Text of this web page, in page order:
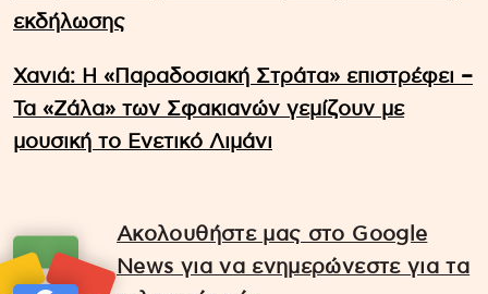
εκδήλωσης
Χανιά: Η «Παραδοσιακή Στράτα» επιστρέφει –
Τα «Ζάλα» των Σφακιανών γεμίζουν με
μουσική το Ενετικό Λιμάνι
Ακολουθήστε μας στο Google
News για να ενημερώνεστε για τα